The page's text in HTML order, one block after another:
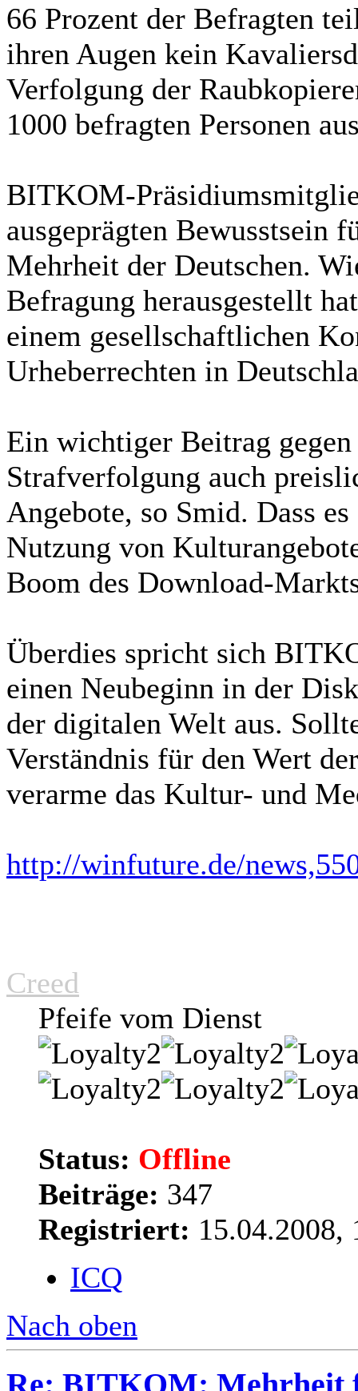
66 Prozent der Befragten
ihren Augen kein
Verfolgung der
1000 befragten Personen
BITKOM-
ausgeprägten Bewusstsein
Mehrheit der Deutschen.
Befragung herausgestellt
einem gesellschaftlichen
Urheberrechten in
Ein wichtiger Beitrag
Strafverfolgung auch
Angebote, so Smid. Dass
Nutzung von
Boom des Download-
Überdies spricht sich
einen Neubeginn in der
der digitalen Welt aus.
Verständnis für den Wert
verarme das Kultur- und
http://winfuture.de/
Creed
Pfeife vom Dienst
Status: Offline
Beiträge: 347
Registriert: 15.04.2008,
ICQ
Nach oben